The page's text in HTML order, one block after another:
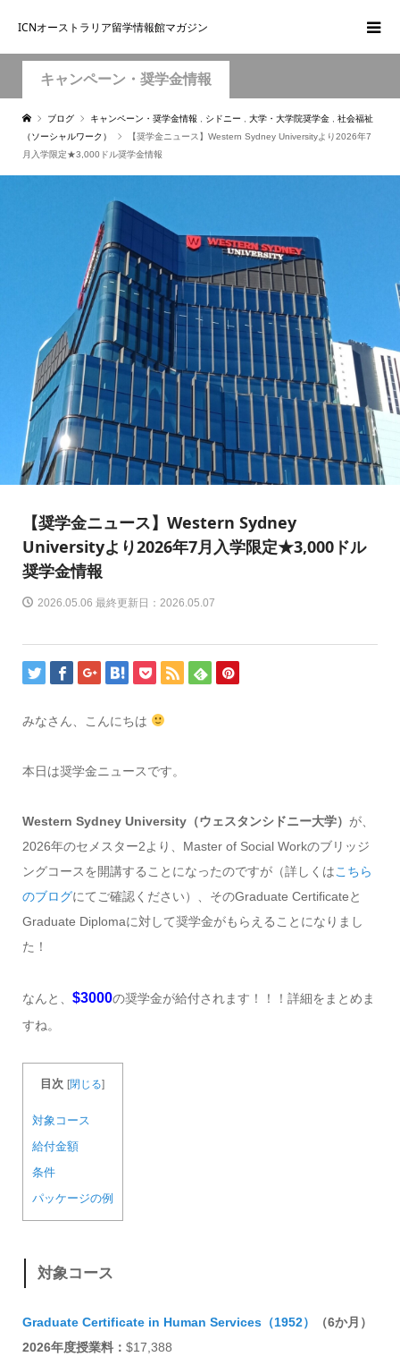
ICNオーストラリア留学情報館マガジン
キャンペーン・奨学金情報
ブログ キャンペーン・奨学金情報 シドニー 大学・大学院奨学金
社会福祉
（ソーシャルワーク）
【奨学金ニュース】Western Sydney Universityより2026年7
月入学限定★3,000ドル奨学金情報
【奨学金ニュース】Western Sydney
Universityより2026年7月入学限定★3,000ドル
奨学金情報
2026.05.06 最終更新日：2026.05.07
みなさん、こんにちは
本日は奨学金ニュースです。
Western Sydney University（ウェスタンシドニー大学） が、
2026年のセメスター2より、Master of Social Workのブリッジ
ングコースを開講することになったのですが（詳しくはこちら
のブログにてご確認ください）、そのGraduate Certificateと
Graduate Diplomaに対して奨学金がもらえることになりまし
た！
なんと、 $3000の奨学金が給付されます！！！詳細をまとめま
すね。
目次 [閉じる]
対象コース
給付金額
条件
パッケージの例
対象コース
Graduate Certificate in Human Services（1952）
（6か月）
2026年度授業料： $17,388